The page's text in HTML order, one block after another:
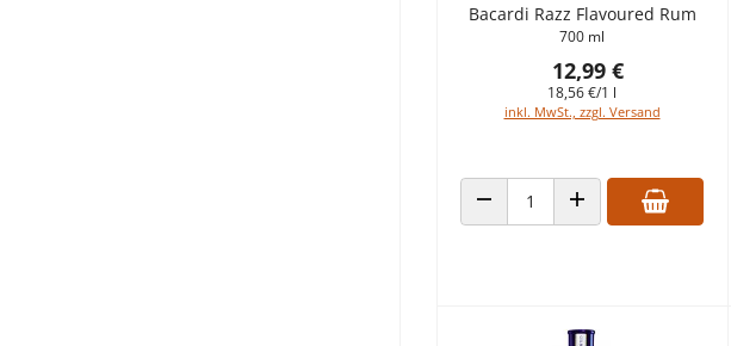
Bacardi Razz Flavoured Rum
700 ml
12,99 €
18,56 €/1 l
inkl. MwSt., zzgl. Versand
ANZAHL VERRINGERNANZAHL ERHÖHEN